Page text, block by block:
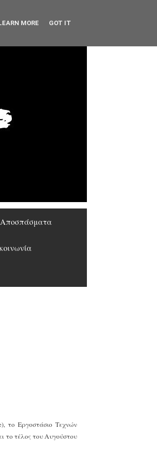
Αποσπάσματα
), το Εργοστάσιο Τεχνών
το τέλος του Αυγούστου
MORE GOT IT